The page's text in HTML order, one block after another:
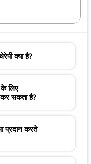
क्या है?
लिए
सकता है?
प्रदान करते